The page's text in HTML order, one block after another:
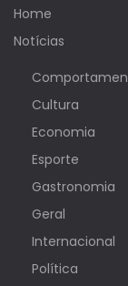
Home
Notícias
Cultura
Economia
Esporte
Gastronomia
Geral
Internacional
Política